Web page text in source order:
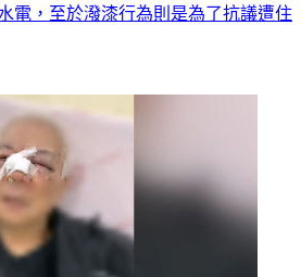
電，至於潑漆行為則是為了抗議遭住